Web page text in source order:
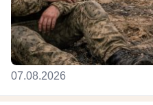
07.08.2026